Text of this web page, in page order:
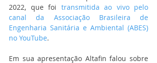
2022, que foi transmitida ao vivo pelo
canal da Associação Brasileira de
Engenharia Sanitária e Ambiental (ABES)
no YouTube.
Em sua apresentação Altafin falou sobre